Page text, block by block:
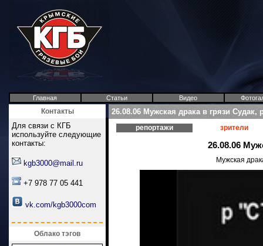
Главная Статьи Видео
Контакты
Для связи с КГБ
используйте следующие
контакты:
kgb3000@mail.ru
+7 978 77 05 441
vk.com/kgb3000com
Облако тэгов
26.08.06 Мужская драка в грязи Судак,
репортажи зрители
26.08.06
Мужская